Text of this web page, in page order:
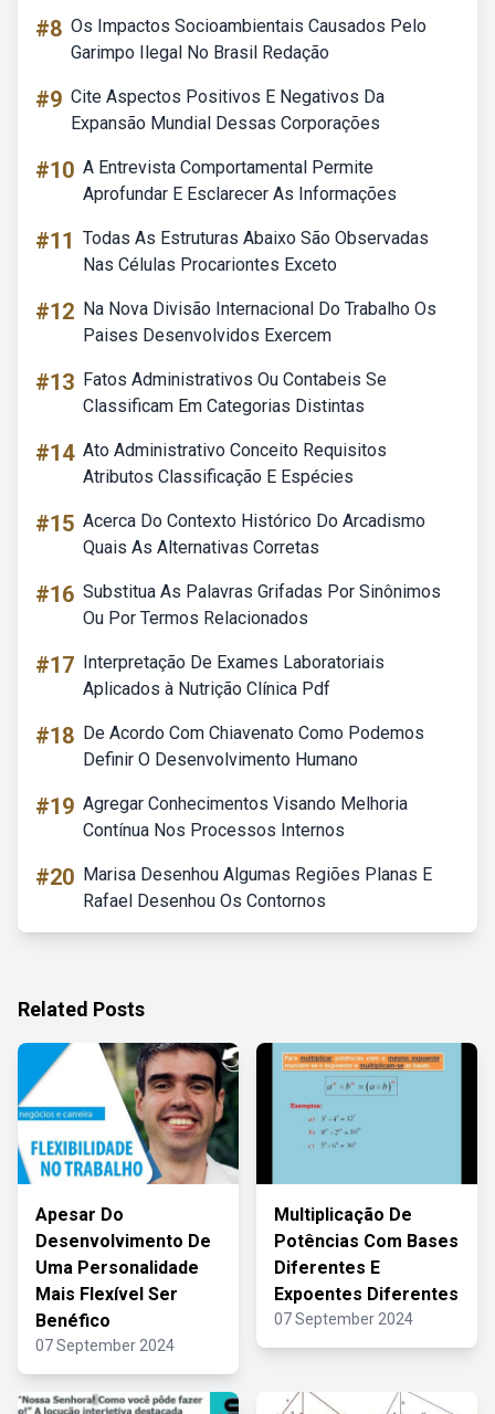
#8 Os Impactos Socioambientais Causados Pelo
Garimpo Ilegal No Brasil Redação
#9 Cite Aspectos Positivos E Negativos Da
Expansão Mundial Dessas Corporações
#10 A Entrevista Comportamental Permite
Aprofundar E Esclarecer As Informações
#11 Todas As Estruturas Abaixo São Observadas
Nas Células Procariontes Exceto
#12 Na Nova Divisão Internacional Do Trabalho Os
Paises Desenvolvidos Exercem
#13 Fatos Administrativos Ou Contabeis Se
Classificam Em Categorias Distintas
#14 Ato Administrativo Conceito Requisitos
Atributos Classificação E Espécies
#15 Acerca Do Contexto Histórico Do Arcadismo
Quais As Alternativas Corretas
#16 Substitua As Palavras Grifadas Por Sinônimos
Ou Por Termos Relacionados
#17 Interpretação De Exames Laboratoriais
Aplicados à Nutrição Clínica Pdf
#18 De Acordo Com Chiavenato Como Podemos
Definir O Desenvolvimento Humano
#19 Agregar Conhecimentos Visando Melhoria
Contínua Nos Processos Internos
#20 Marisa Desenhou Algumas Regiões Planas E
Rafael Desenhou Os Contornos
Related Posts
Apesar Do
Desenvolvimento De
Uma Personalidade
Mais Flexível Ser
Benéfico
07 September 2024
Multiplicação De
Potências Com Bases
Diferentes E
Expoentes Diferentes
07 September 2024